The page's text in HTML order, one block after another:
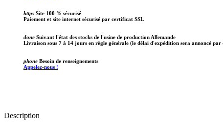
https Site 100 % sécurisé
Paiement et site internet sécurisé par certificat SSL
done Suivant l'état des stocks de l'usine de production Allemande
Livraison sous 7 à 14 jours en règle générale (le délai d'expédition sera annoncé
phone Besoin de renseignements
Appelez-nous !
Description